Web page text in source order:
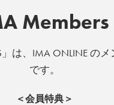
Members
」は、IMA ONLINE の
です。
＜会員特典＞